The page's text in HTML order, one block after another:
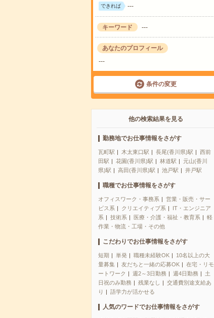
できれば ---
キーワード ---
あなたのプロフィール
---
条件の変更
他の検索結果を見る
勤務地でお仕事情報をさがす
瓦町駅 木太東口駅 長尾(香川県)駅
西前
田駅
花園(香川県)駅 林道駅
元山(香川
県)駅
高田(香川県)駅 池戸駅 井戸駅
職種でお仕事情報をさがす
オフィスワーク・事務系
営業・販売・サー
ビス系
クリエイティブ系
IT・エンジニア
系
技術系 医療・介護・福祉・教育系
軽
作業・物流・工場・その他
こだわりでお仕事情報をさがす
短期 単発 職種未経験OK
10名以上の大
量募集
友だちと一緒の応募OK
在宅・リモ
ートワーク
週2～3日勤務 週4日勤務
土
日祝のみ勤務
残業なし
交通費別途支給あ
り
語学力が活かせる
人気のワードでお仕事情報をさがす